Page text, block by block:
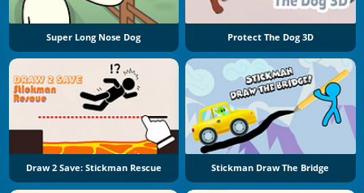
Super Long Nose Dog Protect The Dog 3D
Draw 2 Save: Stickman Rescue Stickman Draw The Bridge